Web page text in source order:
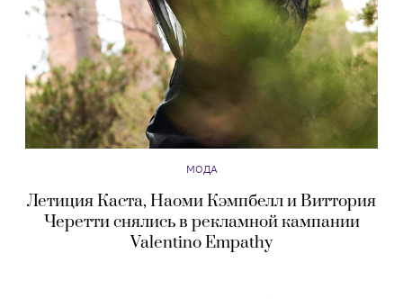
МОДА
Летиция Каста, Наоми Кэмпбелл и Виттория
Черетти снялись в рекламной кампании
Valentino Empathy